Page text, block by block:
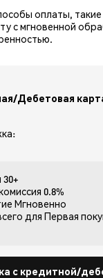
оплаты,
с мгновенной
Дебетовая
30+
0.8%
Мгновенно
для Первая
с кредитной/